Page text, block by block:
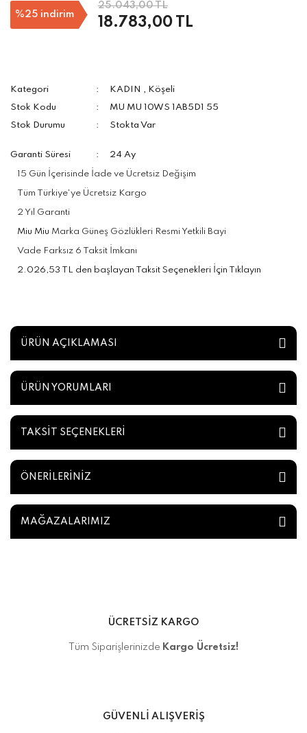
%25 indirim
25.043,00 TL
18.783,00 TL
Kategori KADIN , Köşeli
Stok Kodu
MU MU 10WS 1AB5D1 55
Stok Durumu
Stokta Var
Garanti Süresi 24 Ay
15 Gün İçerisinde İade ve Ücretsiz Değişim
Tüm Türkiye'ye Ücretsiz Kargo
2 Yıl Garanti
Miu Miu Marka Güneş Gözlükleri Resmi Yetkili Bayi
Vade Farksız 6 Taksit İmkanı
2.026,53 TL den başlayan Taksit Seçenekleri İçin Tıklayın
ÜRÜN AÇIKLAMASI
ÜRÜN YORUMLARI
TAKSİT SEÇENEKLERİ
ÖNERİLERİNİZ
MAĞAZALARIMIZ
ÜCRETSİZ KARGO
Tüm Siparişlerinizde Kargo Ücretsiz!
GÜVENLİ ALIŞVERİŞ